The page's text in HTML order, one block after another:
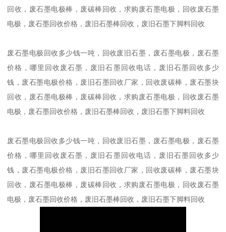
回收，废石墨电极棒，废碳棒回收，求购废石墨电极，回收废石墨
电极，废石墨回收价格，废旧石墨棒回收，废旧石墨下脚料回收
废石墨电极回收多少钱一吨，回收废旧石墨，废石墨电极，废石墨
价格，哪里回收废石墨，废旧石墨回收电话，废旧石墨回收多少
钱，废石墨电极价格，废旧石墨回收厂家，回收废碳棒，废石墨块
回收，废石墨电极棒，废碳棒回收，求购废石墨电极，回收废石墨
电极，废石墨回收价格，废旧石墨棒回收，废旧石墨下脚料回收
废石墨电极回收多少钱一吨，回收废旧石墨，废石墨电极，废石墨
价格，哪里回收废石墨，废旧石墨回收电话，废旧石墨回收多少
钱，废石墨电极价格，废旧石墨回收厂家，回收废碳棒，废石墨块
回收，废石墨电极棒，废碳棒回收，求购废石墨电极，回收废石墨
电极，废石墨回收价格，废旧石墨棒回收，废旧石墨下脚料回收